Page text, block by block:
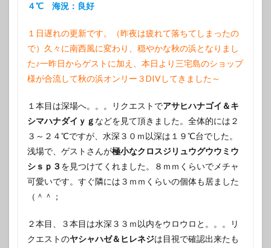
４℃ 海況：良好
１日遅れの更新です。（昨夜は疲れて落ちてしまったの
で）久々に南西風に変わり、穏やかな秋の浜となりまし
た♪一昨日からゲストに加え、本日より三宅島のショップ
様が合流して秋の浜オンリー３DIVしてきました～
１本目は深場へ。。。リクエストでアサヒハナゴイ＆キ
シマハナダイｙｇ などを見て頂きました。全体的には２
３～２４℃ですが、水深３０ｍ以深は１９℃台でした。
浅場で、ゲストさんが極小なクロスジリュウグウウミウ
シｓｐ３を見つけてくれました。８ｍｍくらいでメチャ
可愛いです。すぐ隣には３ｍｍくらいの個体も居ました
（＾＾；
２本目、３本目は水深３３ｍ以内をウロウロと。。。リ
クエストのヤシャハゼ＆ヒレネジは目視で確認出来たも